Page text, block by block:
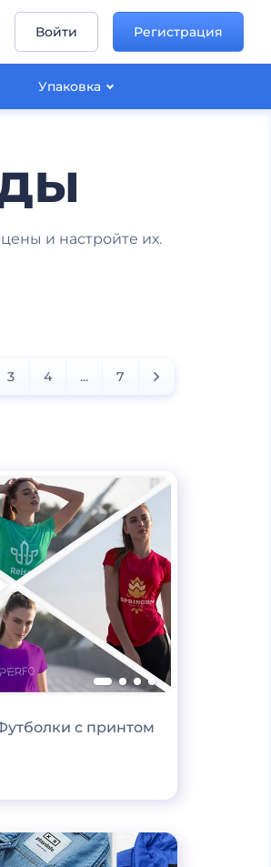
Упаковка
Войти Регистрация
и настройте их.
3 4 ... 7
с принтом